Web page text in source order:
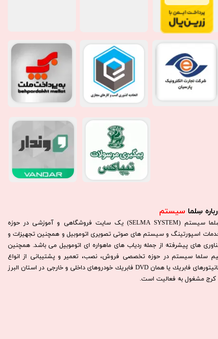
سِلما سیستم​​​​​​​
سِلما سيستم (SELMA SYSTEM) یک سایت فروشگاهی و آموزشی در حوزه
اسپورتینگ و سیستم های صوتی تصویری اتوموبیل و همچنین تجهیزات و
های پیشرفته از جمله ردیاب های ماهواره ای اتوموبیل می باشد. همچنين
سلما سيستم در حوزه تخصصی فروش، نصب، تعمير و پشتيبانی از انواع
مانيتورهای فابريك يا همان DVD فابريك خودروهای داخلی و خارجی در استان البرز
كرج مشغول به فعاليت است.​​​​​​​